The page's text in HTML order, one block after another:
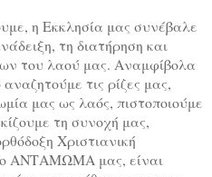
η Εκκλησία μας συνέβαλε
τη διατήρηση και
του λαού μας. Αναμφίβολα
τις ρίζες μας,
μας ως λαός, πιστοποιούμε
τη συνοχή μας,
Χριστιανική
ΑΝΤΑΜΩΜΑ μας, είναι